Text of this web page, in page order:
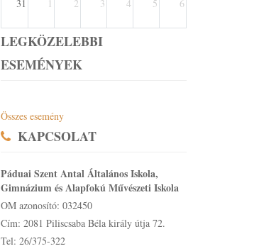
31 1 2 3 4 5 6
LEGKÖZELEBBI
ESEMÉNYEK
Összes esemény
KAPCSOLAT
Páduai Szent Antal Általános Iskola,
Gimnázium és Alapfokú Művészeti Iskola
OM azonosító: 032450
Cím: 2081 Piliscsaba Béla király útja 72.
Tel: 26/375-322